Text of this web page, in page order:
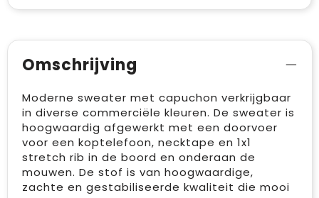
Omschrijving
Moderne sweater met capuchon verkrijgbaar
in diverse commerciële kleuren. De sweater is
hoogwaardig afgewerkt met een doorvoer
voor een koptelefoon, necktape en 1x1
stretch rib in de boord en onderaan de
mouwen. De stof is van hoogwaardige,
zachte en gestabiliseerde kwaliteit die mooi